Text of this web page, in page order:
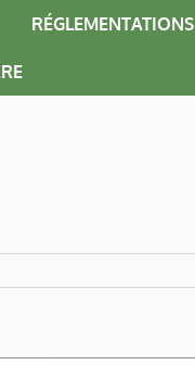
RÉGLEMENTATIONS